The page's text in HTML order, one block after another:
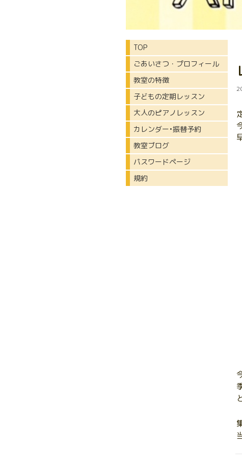
TOP
ごあいさつ・プロフィール
教室の特徴
子どもの定期レッスン
大人のピアノレッスン
カレンダー•振替予約
教室ブログ
パスワードページ
規約